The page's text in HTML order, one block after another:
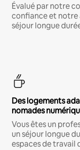
Évalué par notre
confiance et notre
séjour longue
Des logements
nomades
Vous êtes un
un séjour longue
espaces de travail